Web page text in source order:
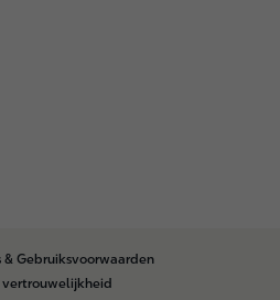
Gebruiksvoorwaarden
vertrouwelijkheid